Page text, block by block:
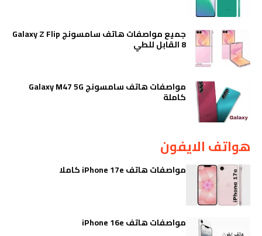
جميع مواصفات هاتف سامسونج Galaxy Z Flip
8 القابل للطي
مواصفات هاتف سامسونج Galaxy M47 5G
كاملة
هواتف الايفون
مواصفات هاتف iPhone 17e كاملا
مواصفات هاتف iPhone 16e